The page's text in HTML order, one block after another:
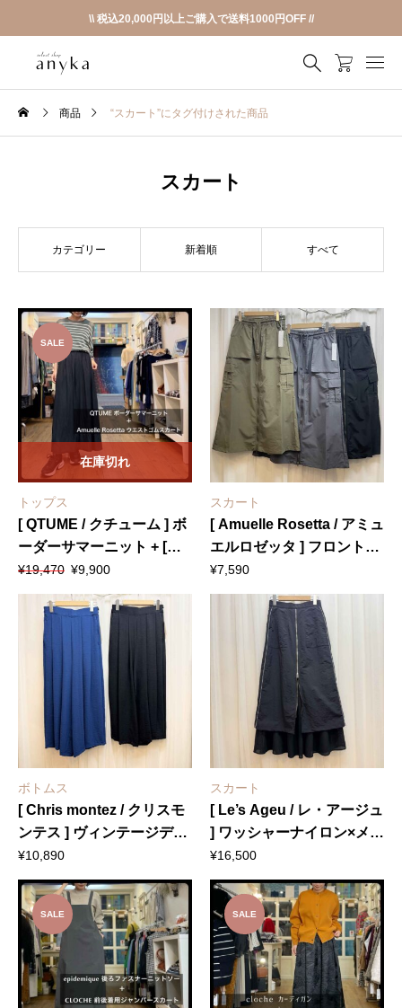
\\ 税込20,000円以上ご購入で送料1000円OFF //
商品 “スカート”にタグ付けされた商品
スカート
カテゴリー 新着順 すべて
トップス
[ QTUME / クチューム ] ボ
ーダーサマーニット + [
Amuelle Rosetta / アミュ
エルロゼッタ ] ウエストゴ
ムスカート
¥19,470
元
¥19,470
¥9,900
現
¥9,900
SALE
在庫切れ
スカート
[ Amuelle Rosetta / アミュ
エルロゼッタ ] フロントジ
ップカーゴスカート
¥7,590
ボトムス
[ Chris montez / クリスモ
ンテス ] ヴィンテージデシ
ンスカーチョ
¥10,890
スカート
[ Le’s Ageu / レ・アージュ
] ワッシャーナイロン×メッ
シュスカート
¥16,500
SALE SALE